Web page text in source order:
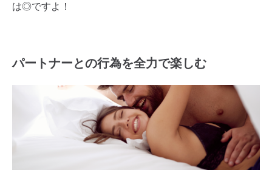
は◎ですよ！
パートナーとの行為を全力で楽しむ